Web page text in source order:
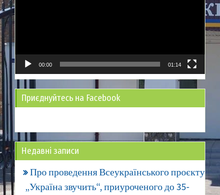
00:00 01:14
Приєднуйтесь на Facebook
Недавні записи
Про проведення Всеукраїнського проєкту
„Україна звучить“, приуроченого до 35-